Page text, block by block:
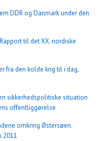
DDR og Danmark under den
til det XX. nordiske
fra den kolde krig til i dag,
sikkerhedspolitiske situation
offentliggørelse
omkring Østersøen.
2011